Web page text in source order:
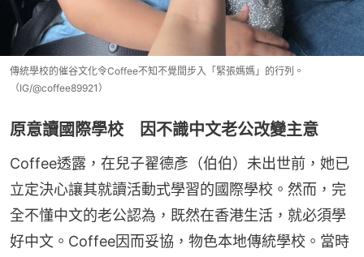
傳統學校的催谷文化令Coffee不知不覺間步入「緊張媽媽」的行列。
（IG/@coffee89921）
原意讀國際學校 因不識中文老公改變主意
Coffee透露，在兒子翟德彥（伯伯）未出世前，她已
立定決心讓其就讀活動式學習的國際學校。然而，完
全不懂中文的老公認為，既然在香港生活，就必須學
好中文。Coffee因而妥協，物色本地傳統學校。當時